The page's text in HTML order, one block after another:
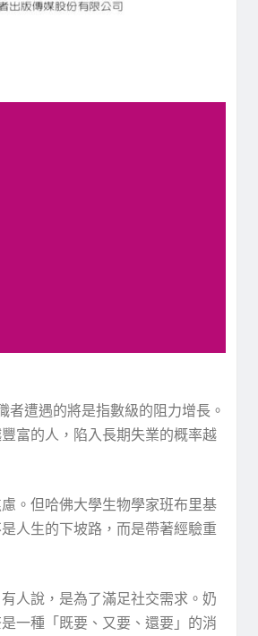
遭遇的將是指數級的阻力增長。
富的人，陷入長期失業的概率越
。但哈佛大學生物學家班布里基
人生的下坡路，而是帶著經驗重
人說，是為了滿足社交需求。奶
一種「既要、又要、還要」的消